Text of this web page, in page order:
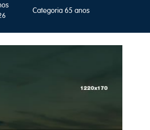
Categoria 65 anos